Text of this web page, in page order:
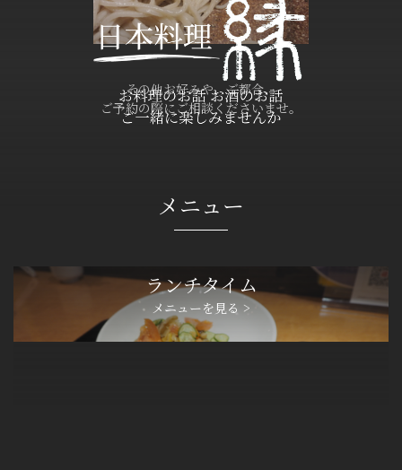
その他お好みや、ご都合、
ご予約の際にご相談くださいませ。
メニュー
ランチタイム
メニューを見る >